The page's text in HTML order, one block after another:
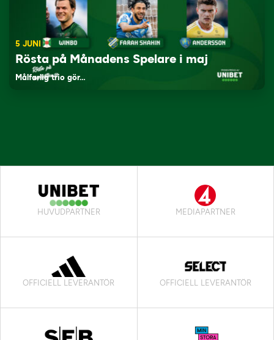
5 JUNI
Rösta på Månadens Spelare i maj
Målfarlig trio gör…
HUVUDPARTNER MEDIAPARTNER
OFFICIELL LEVERANTÖR OFFICIELL LEVERANTÖR